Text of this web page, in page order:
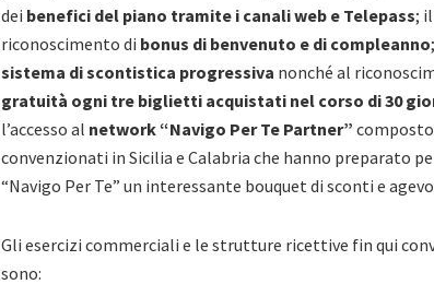
dei benefici del piano tramite i canali web e Telepass; il
riconoscimento di bonus di benvenuto e di compleanno
sistema di scontistica progressiva nonché al
gratuità ogni tre biglietti acquistati nel corso di 30
l’accesso al network “Navigo Per Te Partner”
convenzionati in Sicilia e Calabria che hanno preparato
“Navigo Per Te” un interessante bouquet di sconti e
Gli esercizi commerciali e le strutture ricettive fin qui
sono: